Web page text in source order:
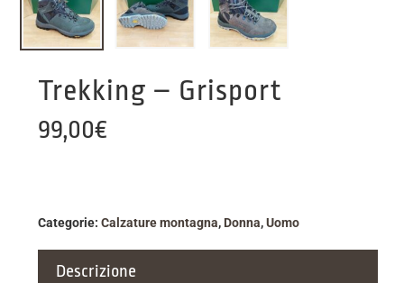
Trekking – Grisport
99,00€
Categorie: Calzature montagna, Donna,Uomo
Descrizione